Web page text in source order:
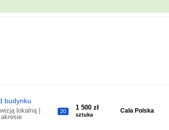
budynku
lokalną |
20
1 500 zł
sztuka
Cała Polska